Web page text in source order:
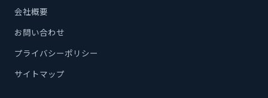
会社概要
お問い合わせ
プライバシーポリシー
サイトマップ